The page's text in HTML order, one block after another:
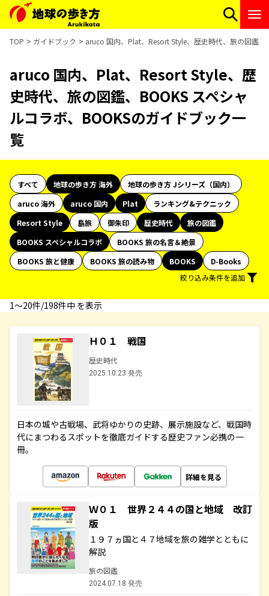
TOP ガイドブック aruco 国内、Plat、Resort Style、歴史時代、旅の図鑑
aruco 国内、Plat、Resort Style、歴
史時代、旅の図鑑、BOOKS スペシャ
ルコラボ、BOOKSのガイドブック一
覧
すべて 地球の歩き方 海外
地球の歩き方 Jシリーズ（国内）
aruco 海外
aruco 国内 Plat
ランキング&テクニック
Resort Style
島旅 御朱印 歴史時代
旅の図鑑
BOOKS スペシャルコラボ
BOOKS 旅の名言＆絶景
BOOKS 旅と健康
BOOKS 旅の読み物 BOOKS
D-Books
絞り込み条件を追加
1〜20件/198件中 を表示
Ｈ０１ 戦国
歴史時代
2025.10.23 発売
日本の城や古戦場、武将ゆかりの史跡、展示施設など、戦国時
代にまつわるスポットを徹底ガイドする歴史ファン必携の一
冊。
詳細を見る
Ｗ０１ 世界２４４の国と地域 改訂
版
１９７ヵ国と４７地域を旅の雑学とともに
解説
旅の図鑑
2024.07.18 発売